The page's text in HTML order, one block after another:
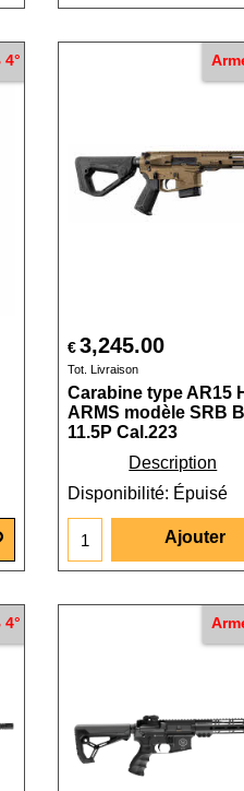
€3,245.00
Tot. Livraison
Carabine type AR15
ARMS modèle SRB
11.5P Cal.223
Description
Disponibilité: Épuisé
Ajouter